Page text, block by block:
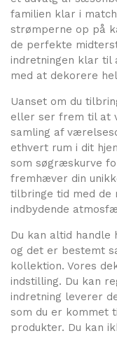
familien klar i
strømperne op på
de perfekte
indretningen klar til
med at dekorere
Uanset om du
eller ser frem til at
samling af
ethvert rum i dit
som søgræskurve
fremhæver din
tilbringe tid med de
indbydende
Du kan altid handle
og det er bestemt
kollektion. Vores
indstilling. Du kan
indretning leverer
som du er kommet
produkter. Du kan